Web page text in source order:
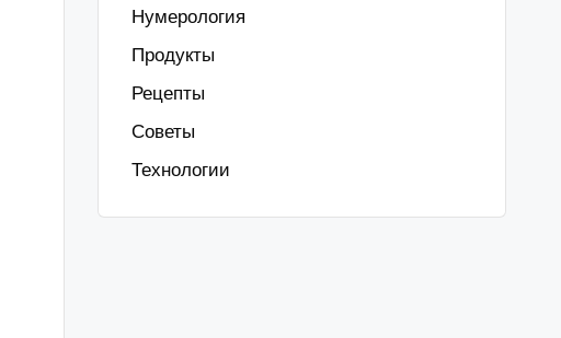
Нумерология
Продукты
Рецепты
Советы
Технологии